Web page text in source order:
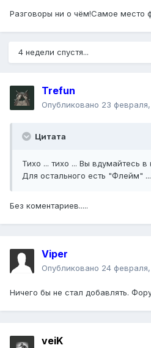
Разговоры ни о чём!Самое место
4 недели спустя...
Trefun
Опубликовано 23
Цитата
Тихо ... тихо ... Вы вдумайтесь
Для остального есть "Флейм"
Без коментариев.....
Viper
Опубликовано 24
Ничего бы не стал добавлять.
veiK